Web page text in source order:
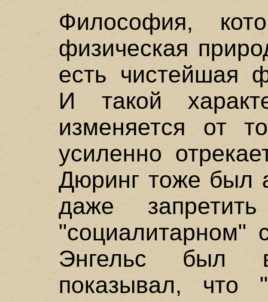
Философия,
физическая
есть чистейшая
И такой
изменяется от
усиленно
Дюринг тоже был
даже
Энгельс был
показывал, что